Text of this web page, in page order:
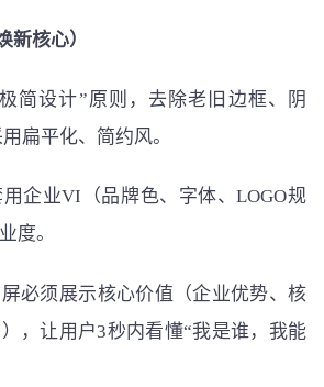
新核心）
简设计”原则，去除老旧边框、阴
扁平化、简约风。
用企业VI（品牌色、字体、LOGO规
度。
必须展示核心价值（企业优势、核
，让用户3秒内看懂“我是谁，我能